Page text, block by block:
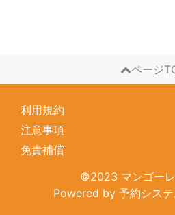
ページ
利用規約
注意事項
免責補償
©2023 マンゴー
Powered by 予約シス